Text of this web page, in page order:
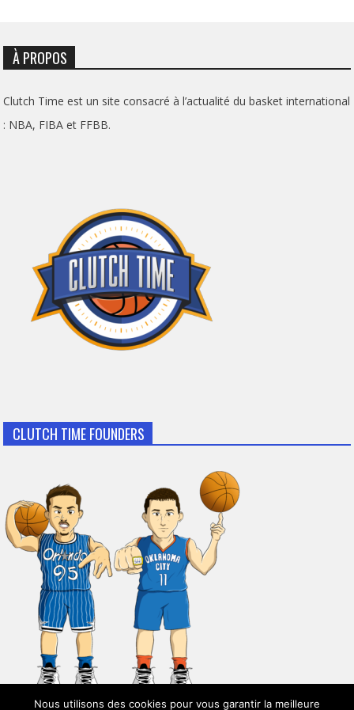
À PROPOS
Clutch Time est un site consacré à l’actualité du basket international
: NBA, FIBA et FFBB.
CLUTCH TIME FOUNDERS
Nous utilisons des cookies pour vous garantir la meilleure